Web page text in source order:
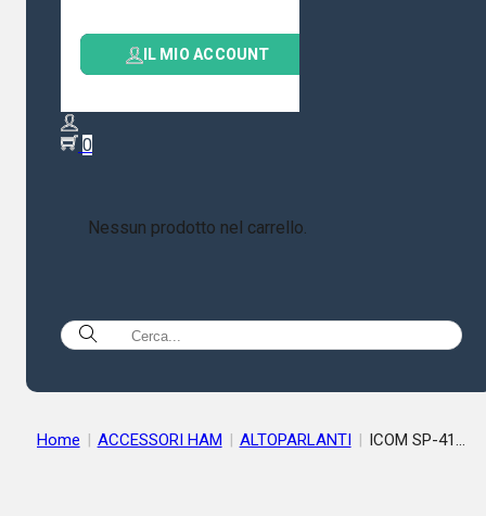
IL MIO ACCOUNT
0
Nessun prodotto nel carrello.
Home | ACCESSORI HAM | ALTOPARLANTI | ICOM SP-41